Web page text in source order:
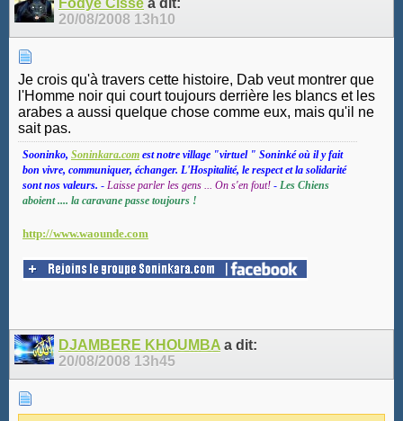
20/08/2008 13h10
Je crois qu'à travers cette histoire, Dab veut montrer que
l'Homme noir qui court toujours derrière les blancs et les
arabes a aussi quelque chose comme eux, mais qu'il ne
sait pas.
Sooninko, Soninkara.com est notre village "virtuel " Soninké où il y fait
bon vivre, communiquer, échanger. L'Hospitalité, le respect et la solidarité
sont nos valeurs. - Laisse parler les gens ... On s'en fout! - Les Chiens
aboient .... la caravane passe toujours !
http://www.waounde.com
DJAMBERE KHOUMBA a dit:
20/08/2008 13h45